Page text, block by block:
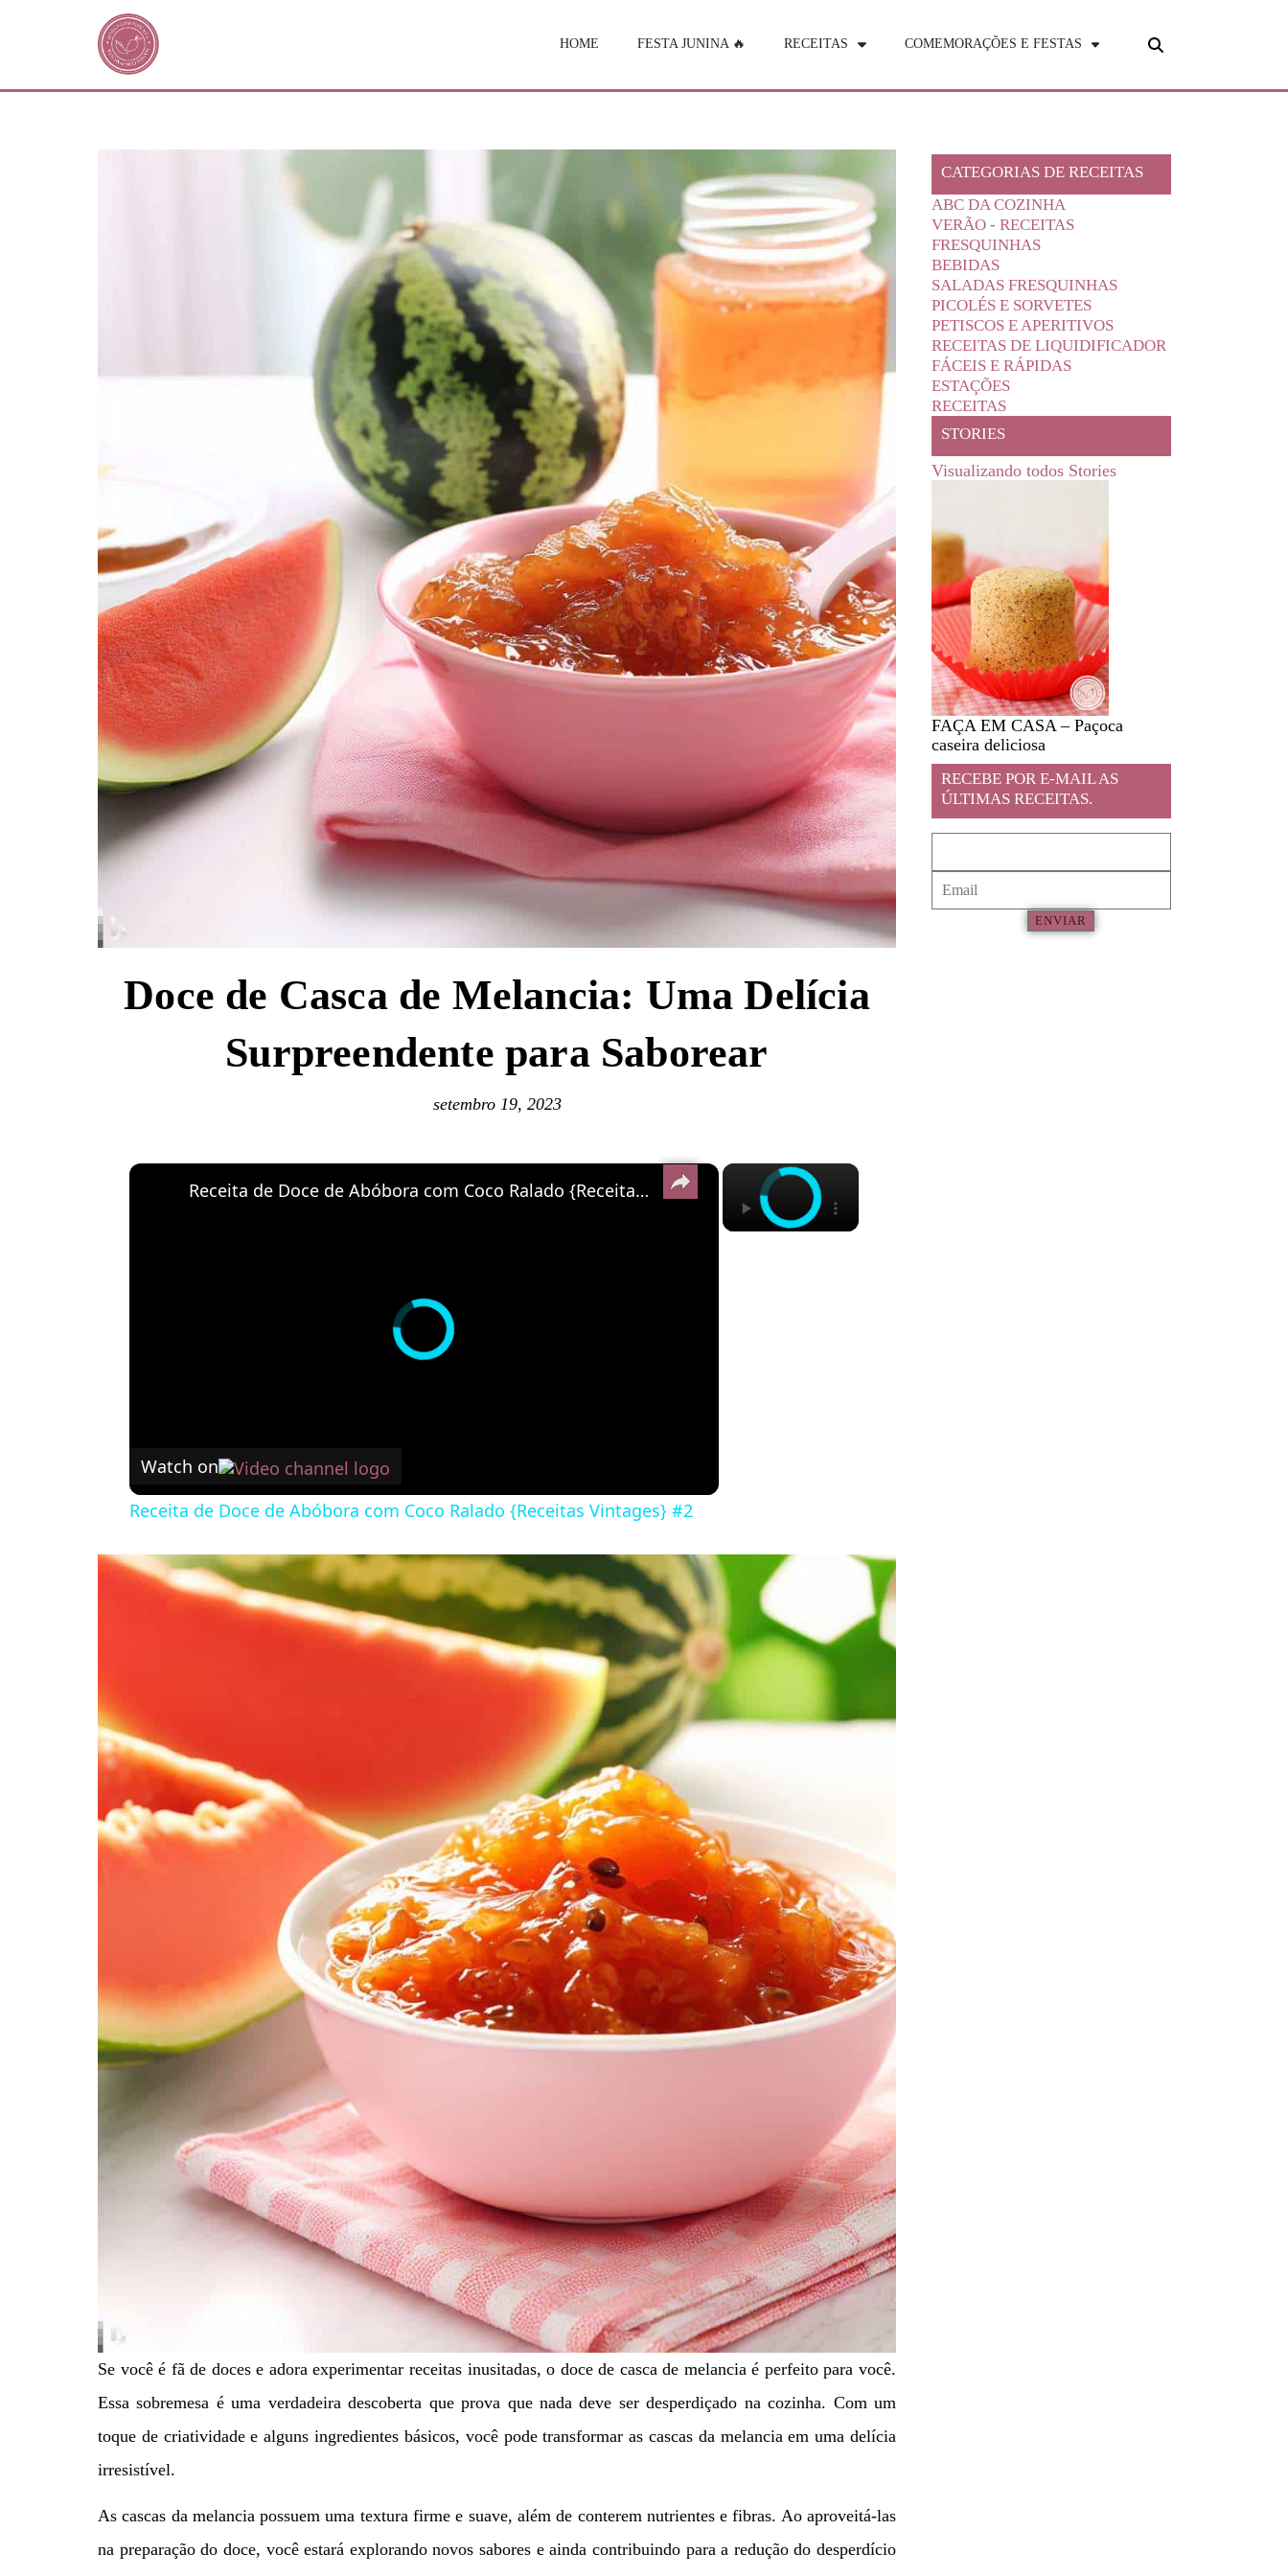
HOME FESTA JUNINA 🔥 RECEITAS COMEMORAÇÕES E FESTAS
Doce de Casca de Melancia: Uma Delícia
Surpreendente para Saborear
setembro 19, 2023
×
×
Receita de Doce de Abóbora com Coco Ralado {Receitas Vintages} #2
Watch on
Receita de Doce de Abóbora com Coco Ralado {Receitas Vintages} #2
Se você é fã de doces e adora experimentar receitas inusitadas, o doce de casca de melancia é perfeito para você.
Essa sobremesa é uma verdadeira descoberta que prova que nada deve ser desperdiçado na cozinha. Com um
toque de criatividade e alguns ingredientes básicos, você pode transformar as cascas da melancia em uma delícia
irresistível.
As cascas da melancia possuem uma textura firme e suave, além de conterem nutrientes e fibras. Ao aproveitá-las
na preparação do doce, você estará explorando novos sabores e ainda contribuindo para a redução do desperdício
CATEGORIAS DE RECEITAS
ABC DA COZINHA
VERÃO - RECEITAS
FRESQUINHAS
BEBIDAS
SALADAS FRESQUINHAS
PICOLÉS E SORVETES
PETISCOS E APERITIVOS
RECEITAS DE LIQUIDIFICADOR
FÁCEIS E RÁPIDAS
ESTAÇÕES
RECEITAS
STORIES
Visualizando todos Stories
FAÇA EM CASA – Paçoca
caseira deliciosa
RECEBE POR E-MAIL AS
ÚLTIMAS RECEITAS.
ENVIAR